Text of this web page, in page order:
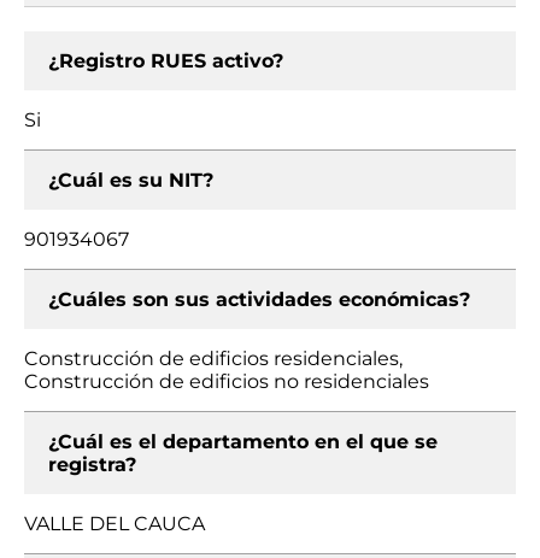
¿Registro RUES activo?
Si
¿Cuál es su NIT?
901934067
¿Cuáles son sus actividades económicas?
Construcción de edificios residenciales,
Construcción de edificios no residenciales
¿Cuál es el departamento en el que se
registra?
VALLE DEL CAUCA